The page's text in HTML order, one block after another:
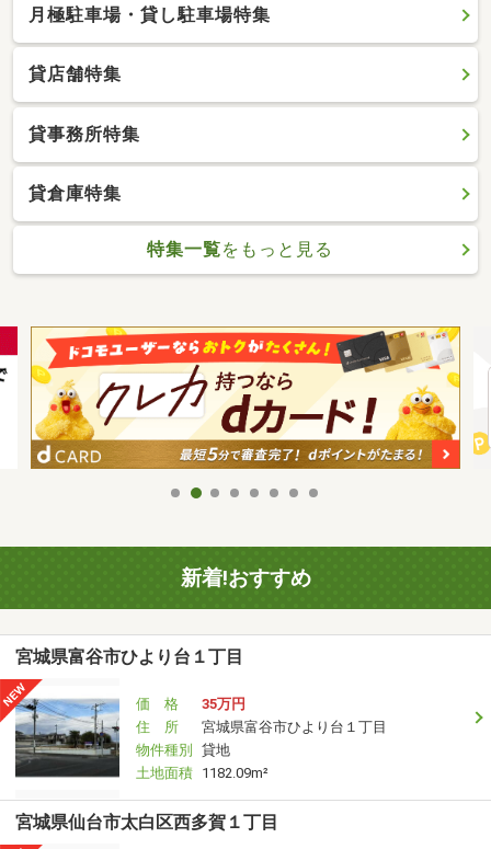
月極駐車場・貸し駐車場特集
貸店舗特集
貸事務所特集
貸倉庫特集
特集一覧をもっと見る
新着!おすすめ
宮城県富谷市ひより台１丁目
価 格
35万円
住 所
宮城県富谷市ひより台１丁目
物件種別
貸地
土地面積 1182.09m²
宮城県仙台市太白区西多賀１丁目